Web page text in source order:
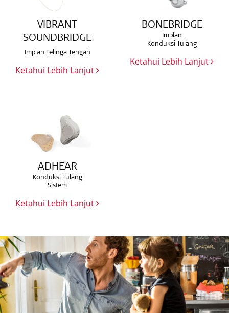
VIBRANT
SOUNDBRIDGE
Implan Telinga Tengah
Ketahui Lebih Lanjut
BONEBRIDGE
Implan
Konduksi Tulang
Ketahui Lebih Lanjut
ADHEAR
Konduksi Tulang
Sistem
Ketahui Lebih Lanjut